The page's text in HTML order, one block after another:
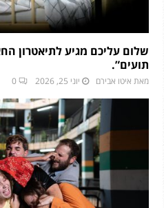
שלום עליכם מגיע לתיאטרון
תועים”.
מאת איטו אבירם יוני 25, 2026 0